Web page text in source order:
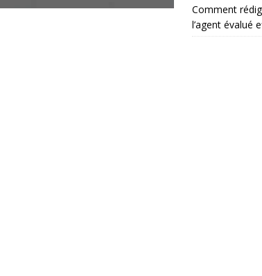
Comment
l’agent évalué